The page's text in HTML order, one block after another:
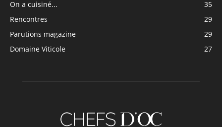
On a cuisiné...
35
Rencontres
29
Parutions magazine
29
Domaine Viticole
27